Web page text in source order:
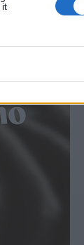
it